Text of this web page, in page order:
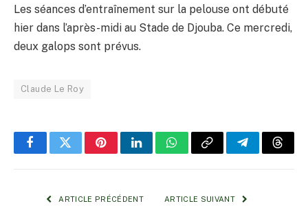
Les séances d’entraînement sur la pelouse ont débuté
hier dans l’après-midi au Stade de Djouba. Ce mercredi,
deux galops sont prévus.
Claude Le Roy
FacebookTwitterPinterestLinkedInWhatsApp
Copy
Telegram
ARTICLE PRÉCÉDENT ARTICLE SUIVANT